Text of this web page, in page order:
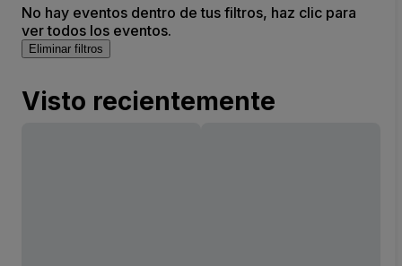
No hay eventos dentro de tus filtros, haz clic para
ver todos los eventos.
Eliminar filtros
Visto recientemente